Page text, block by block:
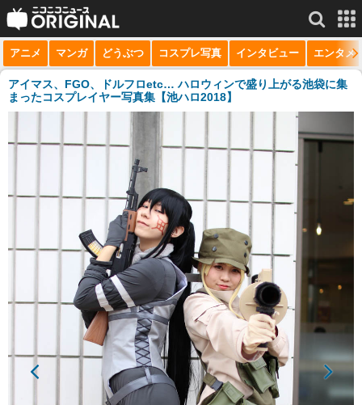
サービス一覧 もっと見る
niconico
生放送
マンガ
ニコニコQ
アニメ マンガ どうぶつ コスプレ写真 インタビュー エンタメ
アイマス、FGO、ドルフロetc… ハロウィンで盛り上がる池袋に集
まったコスプレイヤー写真集【池ハロ2018】